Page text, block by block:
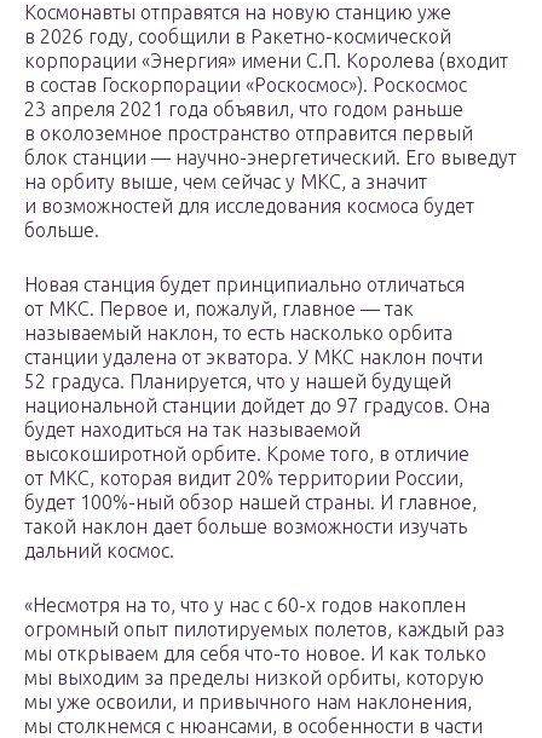
Космонавты отправятся на новую станцию уже
в 2026 году, сообщили в Ракетно-космической
корпорации «Энергия» имени С.П. Королева (входит
в состав Госкорпорации «Роскосмос»). Роскосмос
23 апреля 2021 года объявил, что годом раньше
в околоземное пространство отправится первый
блок станции — научно-энергетический. Его выведут
на орбиту выше, чем сейчас у МКС, а значит
и возможностей для исследования космоса будет
больше.
Новая станция будет принципиально отличаться
от МКС. Первое и, пожалуй, главное — так
называемый наклон, то есть насколько орбита
станции удалена от экватора. У МКС наклон почти
52 градуса. Планируется, что у нашей будущей
национальной станции дойдет до 97 градусов. Она
будет находиться на так называемой
высокоширотной орбите. Кроме того, в отличие
от МКС, которая видит 20% территории России,
будет 100%-ный обзор нашей страны. И главное,
такой наклон дает больше возможности изучать
дальний космос.
«Несмотря на то, что у нас с 60-х годов накоплен
огромный опыт пилотируемых полетов, каждый раз
мы открываем для себя что-то новое. И как только
мы выходим за пределы низкой орбиты, которую
мы уже освоили, и привычного нам наклонения,
мы столкнемся с нюансами, в особенности в части